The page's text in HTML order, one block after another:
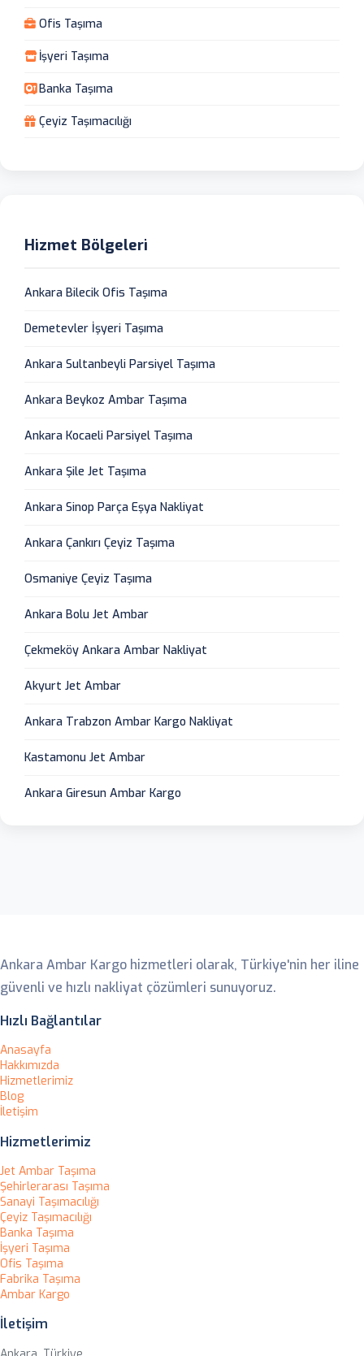
Ofis Taşıma
İşyeri Taşıma
Banka Taşıma
Çeyiz Taşımacılığı
Hizmet Bölgeleri
Ankara Bilecik Ofis Taşıma
Demetevler İşyeri Taşıma
Ankara Sultanbeyli Parsiyel Taşıma
Ankara Beykoz Ambar Taşıma
Ankara Kocaeli Parsiyel Taşıma
Ankara Şile Jet Taşıma
Ankara Sinop Parça Eşya Nakliyat
Ankara Çankırı Çeyiz Taşıma
Osmaniye Çeyiz Taşıma
Ankara Bolu Jet Ambar
Çekmeköy Ankara Ambar Nakliyat
Akyurt Jet Ambar
Ankara Trabzon Ambar Kargo Nakliyat
Kastamonu Jet Ambar
Ankara Giresun Ambar Kargo
Ankara Ambar Kargo hizmetleri olarak, Türkiye'nin her iline
güvenli ve hızlı nakliyat çözümleri sunuyoruz.
Hızlı Bağlantılar
Anasayfa
Hakkımızda
Hizmetlerimiz
Blog
İletişim
Hizmetlerimiz
Jet Ambar Taşıma
Şehirlerarası Taşıma
Sanayi Taşımacılığı
Çeyiz Taşımacılığı
Banka Taşıma
İşyeri Taşıma
Ofis Taşıma
Fabrika Taşıma
Ambar Kargo
İletişim